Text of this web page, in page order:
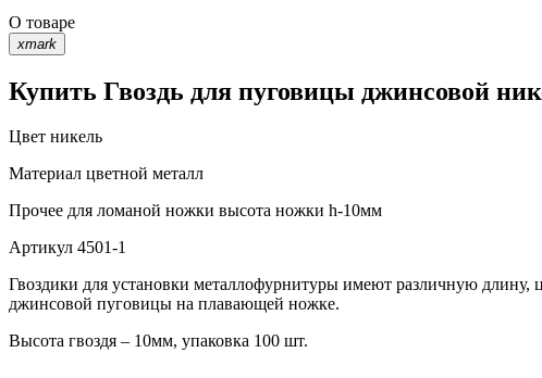
О товаре
xmark
Купить Гвоздь для пуговицы джинсовой
Цвет никель
Материал цветной металл
Прочее для ломаной ножки высота ножки h-10мм
Артикул 4501-1
Гвоздики для установки металлофурнитуры имеют различную длину,
джинсовой пуговицы на плавающей ножке.
Высота гвоздя – 10мм, упаковка 100 шт.